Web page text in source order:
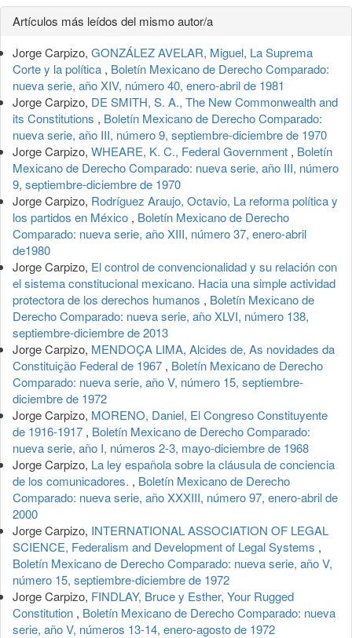
Detalles
del
artículo
Artículos más leídos del mismo autor/a
Jorge Carpizo, GONZÁLEZ AVELAR, Miguel, La Suprema
Corte y la política , Boletín Mexicano de Derecho Comparado:
nueva serie, año XIV, número 40, enero-abril de 1981
Jorge Carpizo, DE SMITH, S. A., The New Commonwealth and
its Constitutions , Boletín Mexicano de Derecho Comparado:
nueva serie, año III, número 9, septiembre-diciembre de 1970
Jorge Carpizo, WHEARE, K. C., Federal Government , Boletín
Mexicano de Derecho Comparado: nueva serie, año III, número
9, septiembre-diciembre de 1970
Jorge Carpizo, Rodríguez Araujo, Octavio, La reforma política y
los partidos en México , Boletín Mexicano de Derecho
Comparado: nueva serie, año XIII, número 37, enero-abril
de1980
Jorge Carpizo, El control de convencionalidad y su relación con
el sistema constitucional mexicano. Hacia una simple actividad
protectora de los derechos humanos , Boletín Mexicano de
Derecho Comparado: nueva serie, año XLVI, número 138,
septiembre-diciembre de 2013
Jorge Carpizo, MENDOÇA LIMA, Alcides de, As novidades da
Constituição Federal de 1967 , Boletín Mexicano de Derecho
Comparado: nueva serie, año V, número 15, septiembre-
diciembre de 1972
Jorge Carpizo, MORENO, Daniel, El Congreso Constituyente
de 1916-1917 , Boletín Mexicano de Derecho Comparado:
nueva serie, año I, números 2-3, mayo-diciembre de 1968
Jorge Carpizo, La ley española sobre la cláusula de conciencia
de los comunicadores. , Boletín Mexicano de Derecho
Comparado: nueva serie, año XXXIII, número 97, enero-abril de
2000
Jorge Carpizo, INTERNATIONAL ASSOCIATION OF LEGAL
SCIENCE, Federalism and Development of Legal Systems ,
Boletín Mexicano de Derecho Comparado: nueva serie, año V,
número 15, septiembre-diciembre de 1972
Jorge Carpizo, FINDLAY, Bruce y Esther, Your Rugged
Constitution , Boletín Mexicano de Derecho Comparado: nueva
serie, año V, números 13-14, enero-agosto de 1972